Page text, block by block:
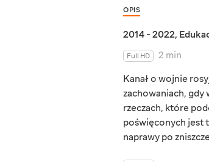
OPIS
2014 - 2022,
Full HD
2 min
Kanał o wojnie
zachowaniach, gdy
rzeczach, które
poświęconych jest
naprawy po